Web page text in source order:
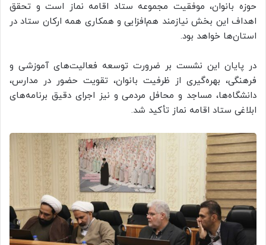
حوزه بانوان، موفقیت مجموعه ستاد اقامه نماز است و تحقق
اهداف این بخش نیازمند هم‌افزایی و همکاری همه ارکان ستاد در
استان‌ها خواهد بود.
در پایان این نشست بر ضرورت توسعه فعالیت‌های آموزشی و
فرهنگی، بهره‌گیری از ظرفیت بانوان، تقویت حضور در مدارس،
دانشگاه‌ها، مساجد و محافل مردمی و نیز اجرای دقیق برنامه‌های
ابلاغی ستاد اقامه نماز تأکید شد.